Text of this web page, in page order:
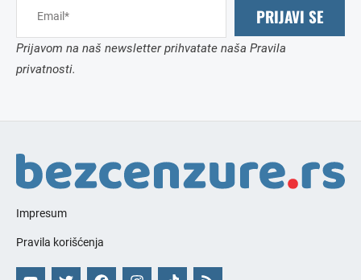
PRIJAVI SE
Prijavom na naš newsletter prihvatate naša Pravila
privatnosti.
Impresum
Pravila korišćenja